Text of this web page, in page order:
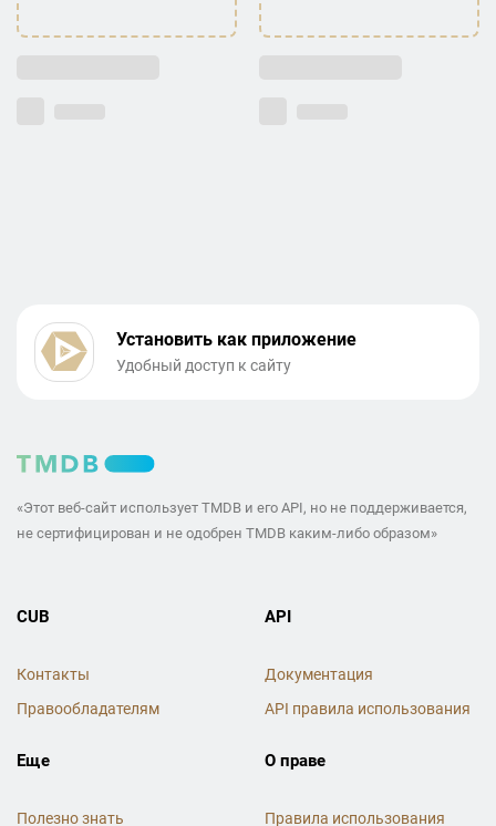
Установить как приложение
Удобный доступ к сайту
«Этот веб-сайт использует TMDB и его API, но не поддерживается,
не сертифицирован и не одобрен TMDB каким-либо образом»
CUB
Контакты
Правообладателям
API
Документация
API правила использования
Еще
Полезно знать
О праве
Правила использования